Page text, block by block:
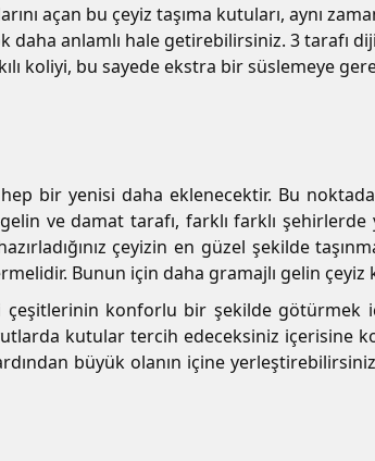
açan bu çeyiz taşıma kutuları, aynı
anlamlı hale getirebilirsiniz. 3 tarafı
koliyi, bu sayede ekstra bir süslemeye
hep bir yenisi daha eklenecektir. Bu
ve damat tarafı, farklı farklı şehirlerde
çeyizin en güzel şekilde
Bunun için daha gramajlı gelin
çeşitlerinin konforlu bir şekilde
kutular tercih edeceksiniz içerisine
büyük olanın içine